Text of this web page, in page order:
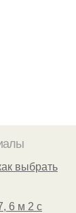
выбрать
6 м 2 с